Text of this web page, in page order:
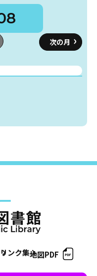
リンク集地図PDF
ービス
ごと